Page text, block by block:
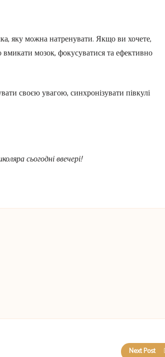
яку можна натренувати. Якщо ви хочете,
мозок, фокусуватися та ефективно
своєю увагою, синхронізувати півкулі
сьогодні ввечері!
Next Post